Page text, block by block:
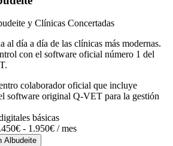
y Clínicas Concertadas
al día a día de las clínicas más modernas.
con el software oficial número 1 del
colaborador oficial que incluye
software original Q-VET para la gestión
básicas
- 1.950€ / mes
Albudeite